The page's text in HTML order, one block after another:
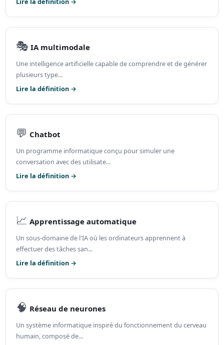
🎭 IA multimodale
Une intelligence artificielle capable de comprendre et de générer
plusieurs type...
Lire la définition →
💬 Chatbot
Un programme informatique conçu pour simuler une
conversation avec des utilisate...
Lire la définition →
📈 Apprentissage automatique
Un sous-domaine de l'IA où les ordinateurs apprennent à
effectuer des tâches san...
Lire la définition →
🧠 Réseau de neurones
Un système informatique inspiré du fonctionnement du cerveau
humain, composé de...